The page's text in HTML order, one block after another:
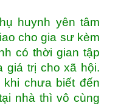
huynh yên tâm
cho gia sư kèm
có thời gian tập
giá trị cho xã hội.
khi chưa biết đến
nhà thì vô cùng